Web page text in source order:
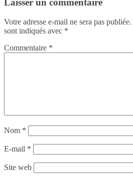
Laisser un commentaire
Votre adresse e-mail ne sera pas publiée.
sont indiqués avec *
Commentaire *
Nom *
E-mail *
Site web